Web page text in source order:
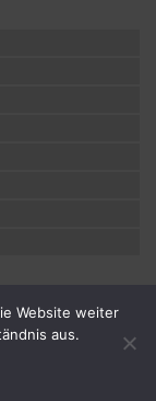
Website weiter
aus.